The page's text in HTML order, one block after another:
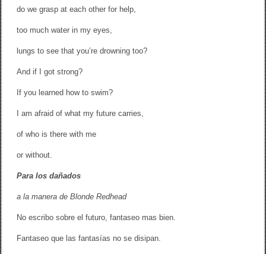
do we grasp at each other for help,
too much water in my eyes,
lungs to see that you’re drowning too?
And if I got strong?
If you learned how to swim?
I am afraid of what my future carries,
of who is there with me
or without.
Para los dañados
a la manera deBlonde Redhead
No escribo sobre el futuro, fantaseo mas bien.
Fantaseo que las fantasías no se disipan.